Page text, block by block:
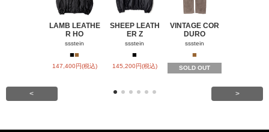
LAMB LEATHE
R HO
ssstein
■■
147,400円(税込)
SHEEP LEATH
ER Z
ssstein
■
145,200円(税込)
VINTAGE COR
DURO
ssstein
■
SOLD OUT
< >